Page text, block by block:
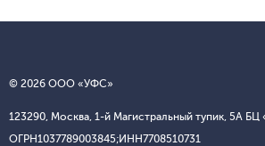
© 2026 ООО «УФС»
123290, Москва, 1-й Магистральный тупик, 5А БЦ
ОГРН1037789003845;ИНН7708510731